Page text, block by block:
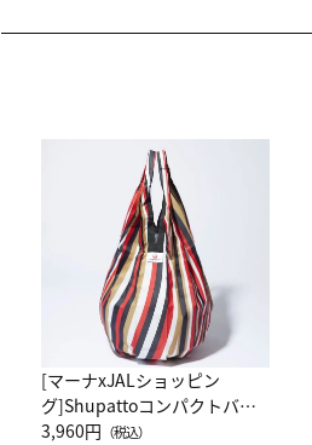
[マーナxJALショッピン
グ]Shupattoコンパクトバッ
グ Drop JAL客室乗務員
3,960円 （税込）